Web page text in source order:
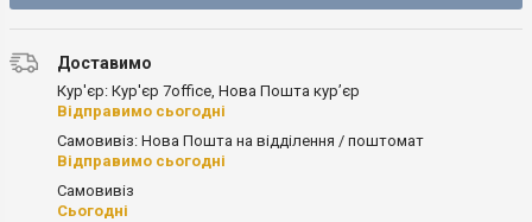
Доставимо
Кур'єр: Кур'єр 7office, Нова Пошта кур’єр
Відправимо сьогодні
Самовивіз: Нова Пошта на відділення / поштомат
Відправимо сьогодні
Самовивіз
Сьогодні